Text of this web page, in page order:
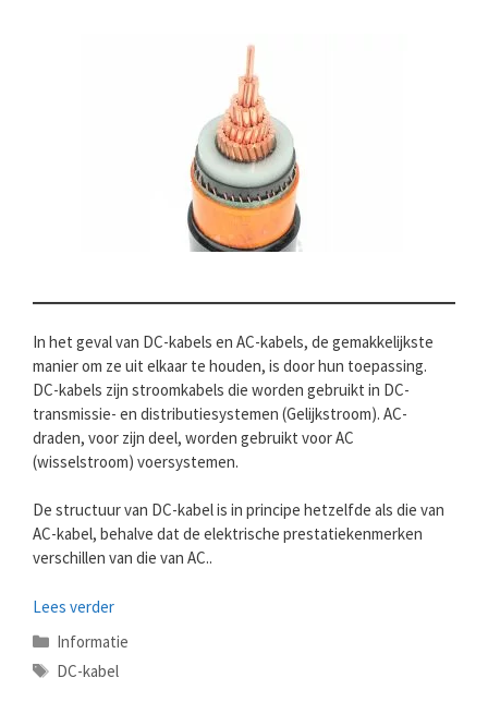
In het geval van DC-kabels en AC-kabels, de gemakkelijkste
manier om ze uit elkaar te houden, is door hun toepassing.
DC-kabels zijn stroomkabels die worden gebruikt in DC-
transmissie- en distributiesystemen (Gelijkstroom). AC-
draden, voor zijn deel, worden gebruikt voor AC
(wisselstroom) voersystemen.
De structuur van DC-kabel is in principe hetzelfde als die van
AC-kabel, behalve dat de elektrische prestatiekenmerken
verschillen van die van AC..
Lees verder
Categorieën
Informatie
Tags
DC-kabel